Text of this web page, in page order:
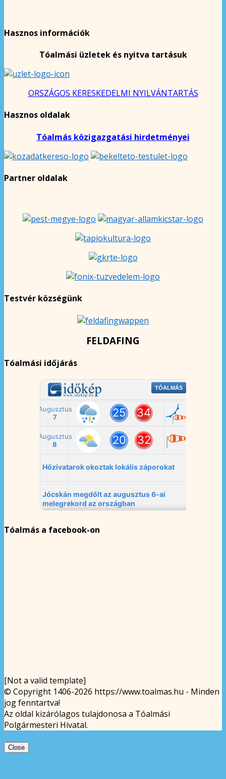
Hasznos információk
Tóalmási üzletek és nyitva tartásuk
ORSZÁGOS KERESKEDELMI NYILVÁNTARTÁS
Hasznos oldalak
Tóalmás közigazgatási hirdetményei
Partner oldalak
Testvér községünk
FELDAFING
Tóalmási időjárás
Tóalmás a facebook-on
[Not a valid template]
© Copyright 1406-2026 https://www.toalmas.hu - Minden
jog fenntartva!
Az oldal kizárólagos tulajdonosa a Tóalmási
Polgármesteri Hivatal.
Close